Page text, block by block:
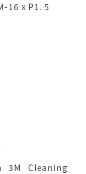
16 x P1. 5
Cleaning